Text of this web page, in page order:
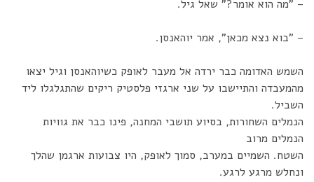
– "מה הוא אומר?" שאל גיל.
– "בוא נצא מכאן", אמר יוהאנסן.
השמש האדומה כבר ירדה אל מעבר לאופק כשיוהאנסן וגיל יצאו
מהמעבדה והתיישבו על שני ארגזי פלסטיק ריקים שהתגלגלו ליד
השביל.
הנמלים השחורות, בסיוע תושבי המחנה, פינו כבר את גוויות
הנמלים מרוב
השטח. השמיים במערב, סמוך לאופק, היו צבועות ארגמן שהלך
ונחלש מרגע לרגע.